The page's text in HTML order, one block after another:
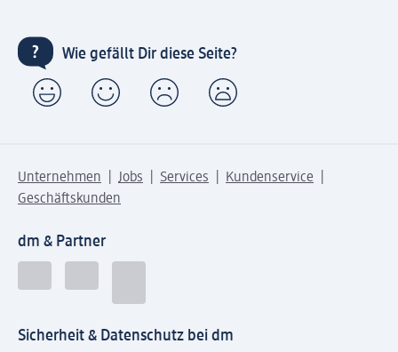
Wie gefällt Dir diese Seite?
Unternehmen Jobs Services
Kundenservice
Geschäftskunden
dm & Partner
Sicherheit & Datenschutz bei dm